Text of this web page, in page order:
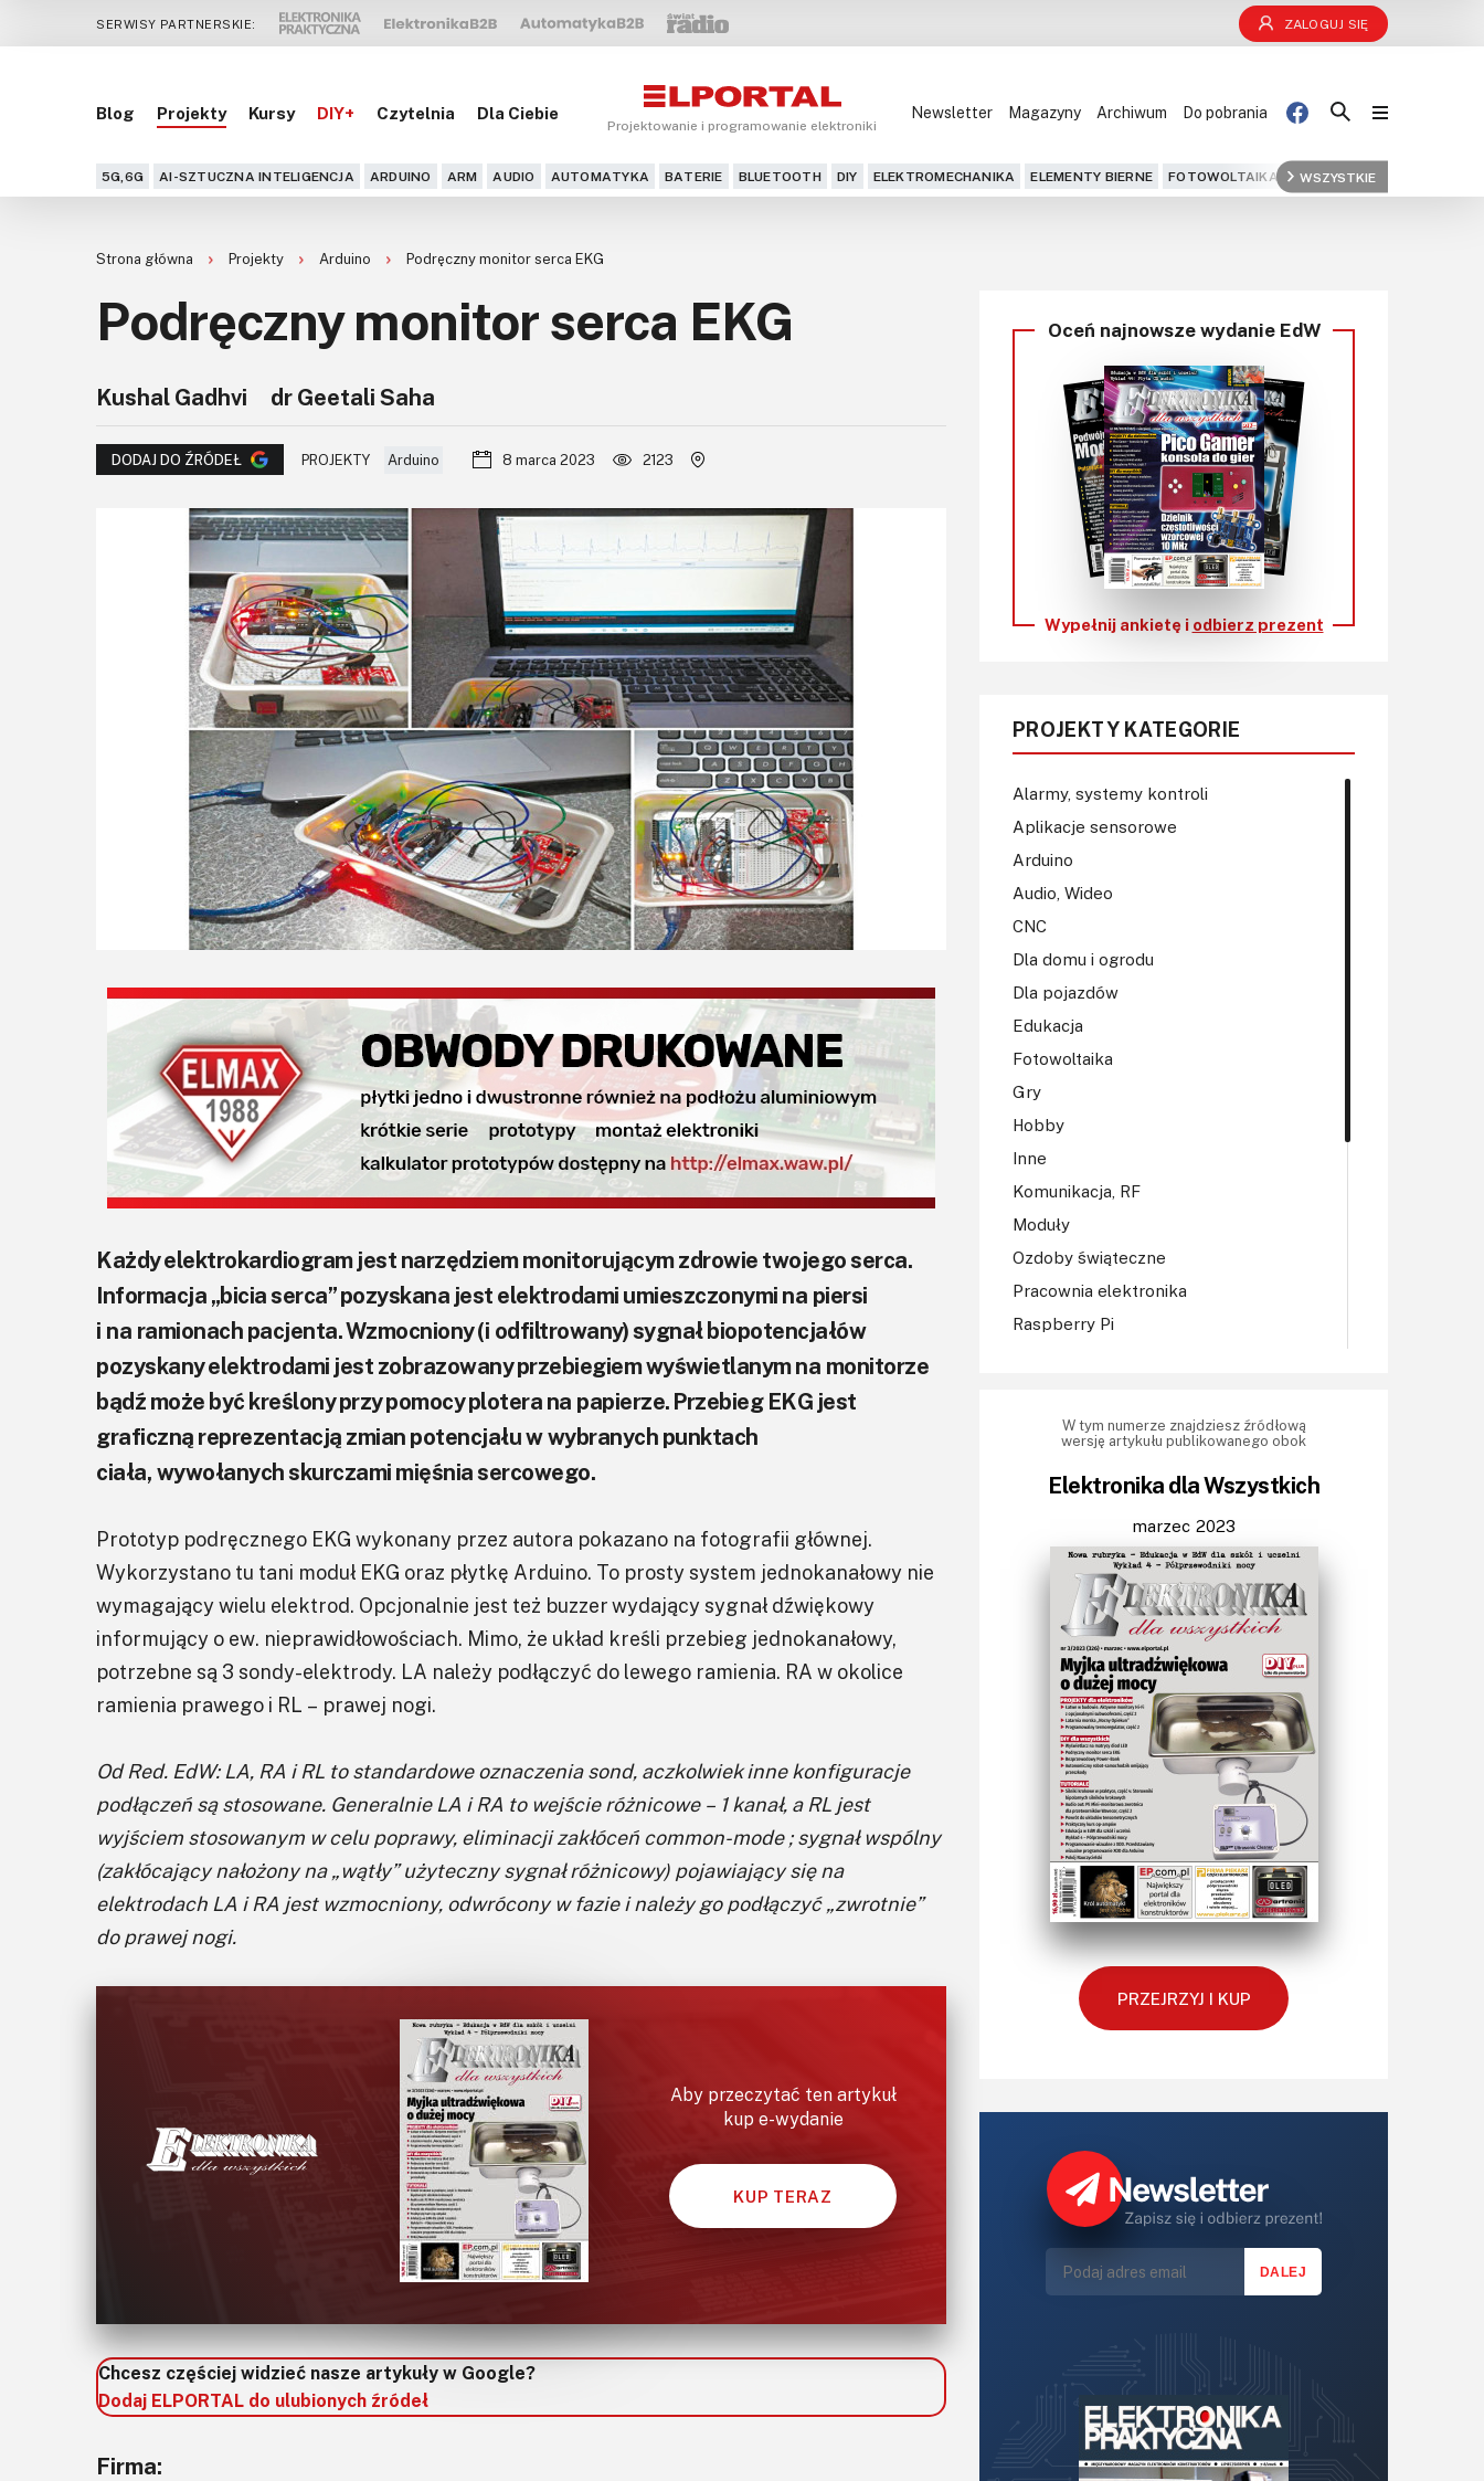
SERWISY PARTNERSKIE: ZALOGUJ SIĘ
Blog Projekty Kursy DIY+ Czytelnia Dla Ciebie
Projektowanie i programowanie elektroniki
Newsletter Magazyny Archiwum Do pobrania
5G,6G AI-SZTUCZNA INTELIGENCJA ARDUINO ARM AUDIO AUTOMATYKA BATERIE BLUETOOTH DIY ELEKTROMECHANIKA ELEMENTY BIERNE FOTOWOLTAIKA FPGA GPS
WSZYSTKIE
Blog
DIY+
Czytelnia
Dla Ciebie
KITy AVT
Kontakt
Do pobrania
Strona główna Projekty Arduino Podręczny monitor serca EKG
Podręczny monitor serca EKG
Kushal Gadhvi dr Geetali Saha
DODAJ DO ŹRÓDEŁ PROJEKTY Arduino 8 marca 2023 2123
Każdy elektrokardiogram jest narzędziem monitorującym zdrowie twojego serca.
Informacja „bicia serca” pozyskana jest elektrodami umieszczonymi na piersi
i na ramionach pacjenta. Wzmocniony (i odfiltrowany) sygnał biopotencjałów
pozyskany elektrodami jest zobrazowany przebiegiem wyświetlanym na monitorze
bądź może być kreślony przy pomocy plotera na papierze. Przebieg EKG jest
graficzną reprezentacją zmian potencjału w wybranych punktach
ciała, wywołanych skurczami mięśnia sercowego.
Prototyp podręcznego EKG wykonany przez autora pokazano na fotografii głównej.
Wykorzystano tu tani moduł EKG oraz płytkę Arduino. To prosty system jednokanałowy nie
wymagający wielu elektrod. Opcjonalnie jest też buzzer wydający sygnał dźwiękowy
informujący o ew. nieprawidłowościach. Mimo, że układ kreśli przebieg jednokanałowy,
potrzebne są 3 sondy-elektrody. LA należy podłączyć do lewego ramienia. RA w okolice
ramienia prawego i RL – prawej nogi.
Od Red. EdW: LA, RA i RL to standardowe oznaczenia sond, aczkolwiek inne konfiguracje
podłączeń są stosowane. Generalnie LA i RA to wejście różnicowe – 1 kanał, a RL jest
wyjściem stosowanym w celu poprawy, eliminacji zakłóceń common-mode ; sygnał wspólny
(zakłócający nałożony na „wątły” użyteczny sygnał różnicowy) pojawiający się na
elektrodach LA i RA jest wzmocniony, odwrócony w fazie i należy go podłączyć „zwrotnie”
do prawej nogi.
Aby przeczytać ten artykuł
kup e-wydanie
KUP TERAZ
Chcesz częściej widzieć nasze artykuły w Google?
Dodaj ELPORTAL do ulubionych źródeł
Firma:
Oceń najnowsze wydanie EdW
Wypełnij ankietę i odbierz prezent
PROJEKTY KATEGORIE
Alarmy, systemy kontroli
Aplikacje sensorowe
Arduino
Audio, Wideo
CNC
Dla domu i ogrodu
Dla pojazdów
Edukacja
Fotowoltaika
Gry
Hobby
Inne
Komunikacja, RF
Moduły
Ozdoby świąteczne
Pracownia elektronika
Raspberry Pi
Sterowniki (kontrolery)
Światło
Technika μP, μC, PLD
Termometry i termostaty
Zasilanie/Moc
Zdalne sterowanie
Zegary, timery
W tym numerze znajdziesz źródłową
wersję artykułu publikowanego obok
Elektronika dla Wszystkich
marzec 2023
PRZEJRZYJ I KUP